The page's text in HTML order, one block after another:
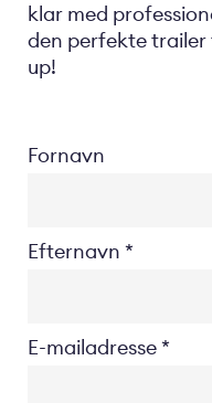
klar med
den perfekte
up!
Fornavn
Efternavn
E-mailadresse